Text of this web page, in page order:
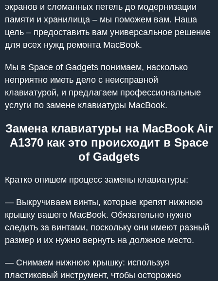
экранов и сломанных петель до модернизации
памяти и хранилища – мы поможем вам. Наша
цель – предоставить вам универсальное решение
для всех нужд ремонта MacBook.
Мы в Space of Gadgets понимаем, насколько
неприятно иметь дело с неисправной
клавиатурой, и предлагаем профессиональные
услуги по замене клавиатуры MacBook.
Замена клавиатуры на MacBook Air
A1370 как это происходит в Space
of Gadgets
Кратко опишем процесс замены клавиатуры:
— Выкручиваем винты, которые крепят нижнюю
крышку вашего MacBook. Обязательно нужно
следить за винтами, поскольку они имеют разный
размер и их нужно вернуть на должное место.
— Снимаем нижнюю крышку: используя
пластиковый инструмент, чтобы осторожно